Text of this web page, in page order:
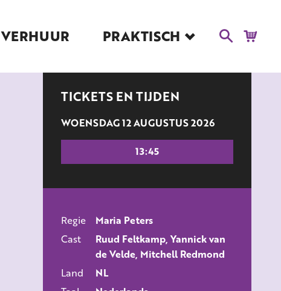
VERHUUR PRAKTISCH
Blog
Educatie
Kaartverkoop en
Tarieven
Over Het Ketelhuis
Vacatures
TICKETS EN TIJDEN
WOENSDAG 12 AUGUSTUS 2026
13:45
ALLE FILMS
Regie
Maria Peters
Cast
Ruud Feltkamp, Yannick van
de Velde, Mitchell Redmond
Land
NL